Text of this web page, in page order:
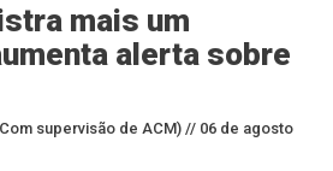
mais um
alerta sobre
supervisão de ACM) // 06 de agosto